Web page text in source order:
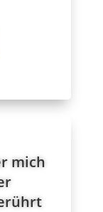
mich